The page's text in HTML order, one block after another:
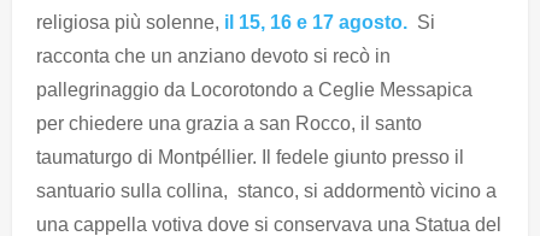
religiosa più solenne, il 15, 16 e 17 agosto. Si
racconta che un anziano devoto si recò in
pallegrinaggio da Locorotondo a Ceglie Messapica
per chiedere una grazia a san Rocco, il santo
taumaturgo di Montpéllier. Il fedele giunto presso il
santuario sulla collina, stanco, si addormentò vicino a
una cappella votiva dove si conservava una Statua del